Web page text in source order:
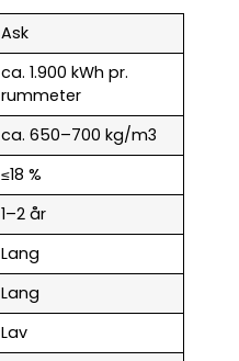
Ask
ca. 1.900 kWh pr.
rummeter
ca. 650–700 kg/m3
≤18 %
1–2 år
Lang
Lang
Lav